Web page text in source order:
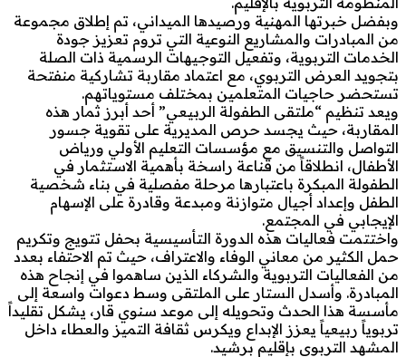
وبفضل خبرتها المهنية ورصيدها الميداني، تم إطلاق مجموعة
من المبادرات والمشاريع النوعية التي تروم تعزيز جودة
الخدمات التربوية، وتفعيل التوجيهات الرسمية ذات الصلة
بتجويد العرض التربوي، مع اعتماد مقاربة تشاركية منفتحة
تستحضر حاجيات المتعلمين بمختلف مستوياتهم.
ويعد تنظيم “ملتقى الطفولة الربيعي” أحد أبرز ثمار هذه
المقاربة، حيث يجسد حرص المديرية على تقوية جسور
التواصل والتنسيق مع مؤسسات التعليم الأولي ورياض
الأطفال، انطلاقاً من قناعة راسخة بأهمية الاستثمار في
الطفولة المبكرة باعتبارها مرحلة مفصلية في بناء شخصية
الطفل وإعداد أجيال متوازنة ومبدعة وقادرة على الإسهام
الإيجابي في المجتمع.
واختتمت فعاليات هذه الدورة التأسيسية بحفل تتويج وتكريم
حمل الكثير من معاني الوفاء والاعتراف، حيث تم الاحتفاء بعدد
من الفعاليات التربوية والشركاء الذين ساهموا في إنجاح هذه
المبادرة. وأسدل الستار على الملتقى وسط دعوات واسعة إلى
مأسسة هذا الحدث وتحويله إلى موعد سنوي قار، يشكل تقليداً
تربوياً ربيعياً يعزز الإبداع ويكرس ثقافة التميز والعطاء داخل
المشهد التربوي بإقليم برشيد.